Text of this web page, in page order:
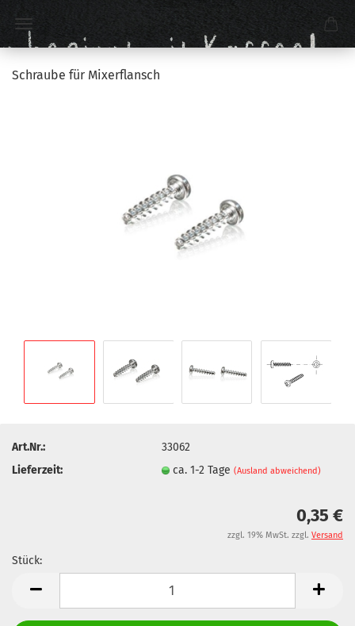
Schraube für Mixerflansch
Art.Nr.:
33062
Lieferzeit:
ca. 1-2 Tage(Ausland abweichend)
0,35 €
zzgl. 19% MwSt. zzgl. Versand
Stück: